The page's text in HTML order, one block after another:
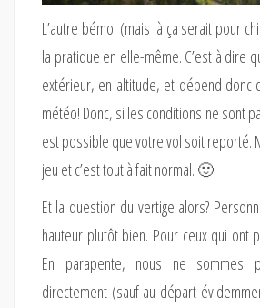
L’autre bémol (mais là ça serait pour
la pratique en elle-même. C’est à dire
extérieur, en altitude, et dépend donc
météo! Donc, si les conditions ne sont
est possible que votre vol soit reporté.
jeu et c’est tout à fait normal. 🙂
Et la question du vertige alors?
hauteur plutôt bien. Pour ceux qui ont
En parapente, nous ne sommes
directement (sauf au départ